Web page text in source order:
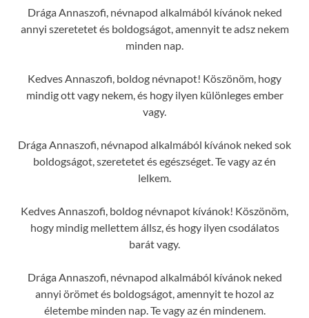
Drága Annaszofi, névnapod alkalmából kívánok neked
annyi szeretetet és boldogságot, amennyit te adsz nekem
minden nap.
Kedves Annaszofi, boldog névnapot! Köszönöm, hogy
mindig ott vagy nekem, és hogy ilyen különleges ember
vagy.
Drága Annaszofi, névnapod alkalmából kívánok neked sok
boldogságot, szeretetet és egészséget. Te vagy az én
lelkem.
Kedves Annaszofi, boldog névnapot kívánok! Köszönöm,
hogy mindig mellettem állsz, és hogy ilyen csodálatos
barát vagy.
Drága Annaszofi, névnapod alkalmából kívánok neked
annyi örömet és boldogságot, amennyit te hozol az
életembe minden nap. Te vagy az én mindenem.